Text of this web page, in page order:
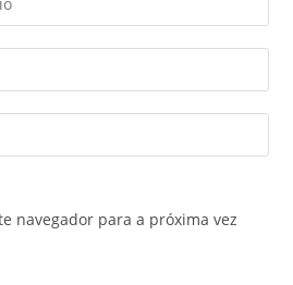
navegador para a próxima vez